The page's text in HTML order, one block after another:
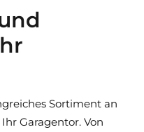
Sortiment an
Garagentor. Von